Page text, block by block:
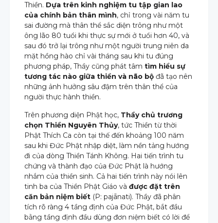
Thiền. Dựa trên kinh nghiệm tu tập gian lao
của chính bản thân mình, chỉ trong vài năm tu
sai đường mà thân thể sắc diện trông như một
ông lão 80 tuổi khi thực sự mới ở tuổi hơn 40, và
sau đó trở lại trông như một người trung niên da
mặt hồng hào chỉ vài tháng sau khi tu đúng
phương pháp, Thầy cũng phát tâm tìm hiểu sự
tương tác nào giữa thiền và não bộ đã tạo nên
những ảnh hưởng sâu đậm trên thân thể của
người thực hành thiền.
Trên phương diện Phật học, Thầy chủ trương
chọn Thiền Nguyên Thủy, tức Thiền từ thời
Phật Thích Ca còn tại thế đến khoảng 100 năm
sau khi Đức Phật nhập diệt, làm nền tảng hướng
đi của dòng Thiền Tánh Không. Hai tiến trình tu
chứng và thành đạo của Đức Phật là hướng
nhắm của thiền sinh. Cả hai tiến trình này nói lên
tinh ba của Thiền Phật Giáo và được đặt trên
căn bản niệm biết (P: pajānati). Thầy đã phân
tích rõ ràng 4 tầng định của Đức Phật, bắt đầu
bằng tầng định đầu dùng đơn niệm biết có lời để